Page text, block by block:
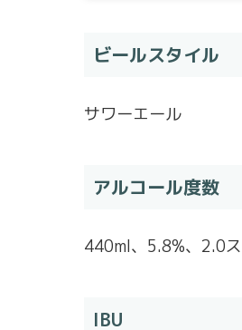
ビールスタイル
サワーエール
アルコール度数
440ml、5.8%、2.0
IBU